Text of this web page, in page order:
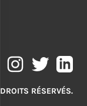
RÉSERVÉS.